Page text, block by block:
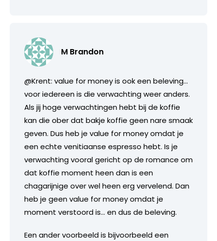
M Brandon
@Krent: value for money is ook een beleving…
voor iedereen is die verwachting weer anders.
Als jij hoge verwachtingen hebt bij de koffie
kan die ober dat bakje koffie geen nare smaak
geven. Dus heb je value for money omdat je
een echte venitiaanse espresso hebt. Is je
verwachting vooral gericht op de romance om
dat koffie moment heen dan is een
chagarijnige over wel heen erg vervelend. Dan
heb je geen value for money omdat je
moment verstoord is… en dus de beleving.
Een ander voorbeeld is bijvoorbeeld een